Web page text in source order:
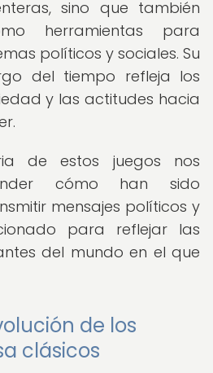
sino que también
herramientas para
políticos y sociales. Su
del tiempo refleja los
y las actitudes hacia
de estos juegos nos
cómo han sido
mensajes políticos y
para reflejar las
del mundo en el que
de los
clásicos